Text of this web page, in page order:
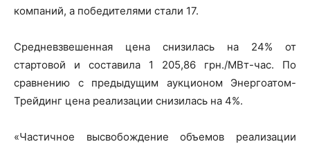
компаний, а победителями стали 17.
Средневзвешенная цена снизилась на 24% от
стартовой и составила 1 205,86 грн./МВт-час. По
сравнению с предыдущим аукционом Энергоатом-
Трейдинг цена реализации снизилась на 4%.
«Частичное высвобождение объемов реализации